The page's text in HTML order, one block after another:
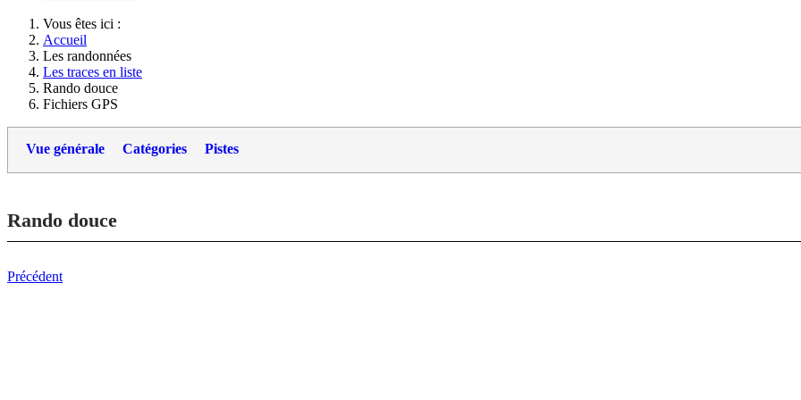
Vous êtes ici :
Accueil
Les randonnées
Les traces en liste
Rando douce
Fichiers GPS
Vue générale Catégories Pistes
Rando douce
Précédent